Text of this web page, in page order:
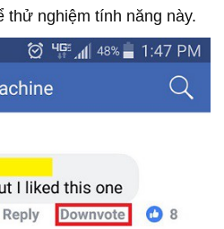
nghiệm tính năng này.